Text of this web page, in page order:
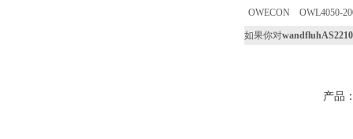
OWECON OWL4050-
如果你对
产品